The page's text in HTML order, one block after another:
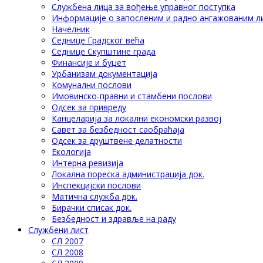
Службена лица за вођење управног поступка
Информације о запосленим и радно ангажованим
Начелник
Седнице Градског већа
Седнице Скупштине града
Финансије и буџет
Урбанизам документација
Комунални послови
Имовинско-правни и стамбени послови
Одсек за привреду
Канцеларија за локални економски развој
Савет за безбедност саобраћаја
Одсек за друштвене делатности
Eкологија
Интерна ревизија
Локална пореска администрација док.
Инспекцијски послови
Матична служба док.
Бирачки списак док.
Безбедност и здравље на раду
Службени лист
СЛ 2007
СЛ 2008